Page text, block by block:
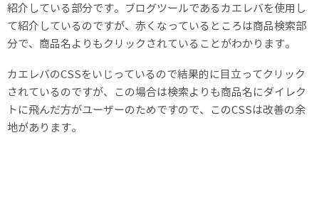
紹介している部分です。ブログツールであるカエレバを使用し
て紹介しているのですが、赤くなっているところは商品検索部
分で、商品名よりもクリックされていることがわかります。
カエレバのCSSをいじっているので結果的に目立ってクリック
されているのですが、この場合は検索よりも商品名にダイレク
トに飛んだ方がユーザーのためですので、このCSSは改善の余
地があります。